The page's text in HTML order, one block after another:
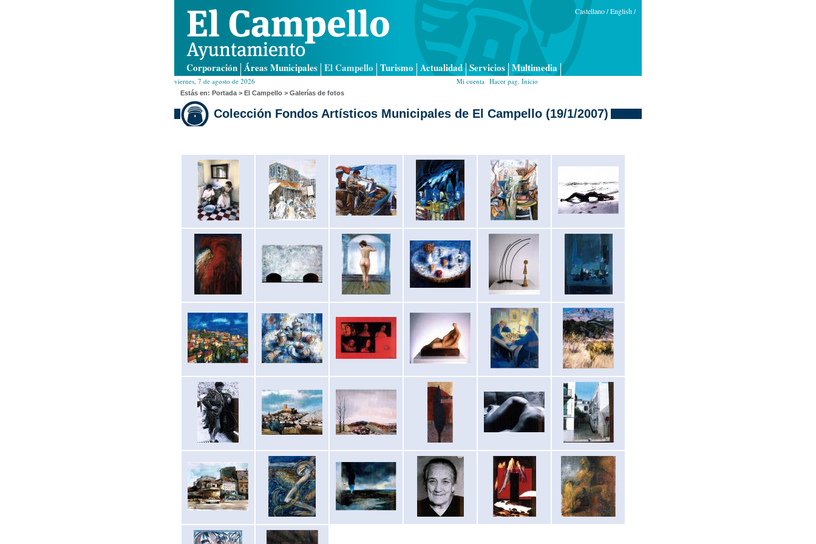
Castellano / English /
Corporación Áreas Municipales El Campello Turismo Actualidad Servicios Multimedia
viernes, 7 de agosto de 2026 Mi cuenta Hacer pag. Inicio
Estás en: Portada > El Campello > Galerías de fotos
Colección Fondos Artísticos Municipales de El Campello (19/1/2007)